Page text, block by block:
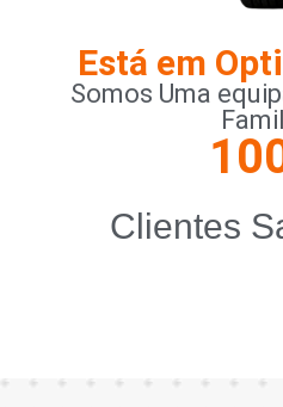
Está em
Somos Uma
Clientes